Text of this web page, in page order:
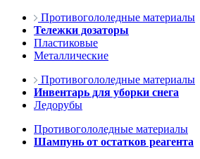
Противогололедные материалы
Тележки дозаторы
Пластиковые
Металлические
Противогололедные материалы
Инвентарь для уборки снега
Ледорубы
Противогололедные материалы
Шампунь от остатков реагента